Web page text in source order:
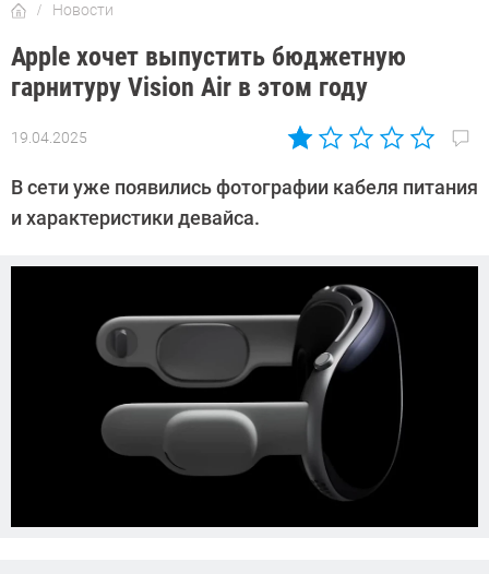
Новости
Apple хочет выпустить бюджетную
гарнитуру Vision Air в этом году
19.04.2025
Автор:
Довлатова
В сети уже появились фотографии кабеля питания
и характеристики девайса.